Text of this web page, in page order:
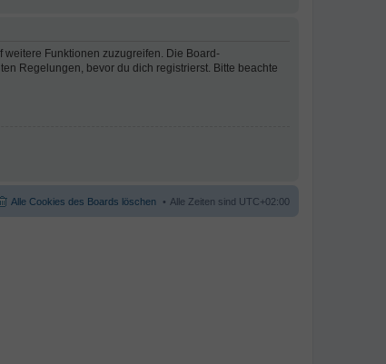
Funktionen zuzugreifen. Die Board-
Regelungen, bevor du dich registrierst. Bitte beachte
Alle Zeiten sind UTC+02:00
Alle Cookies des Boards löschen